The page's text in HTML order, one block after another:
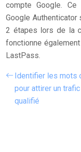
compte Google.
Google Authenticator
2 étapes lors de la
fonctionne
LastPass.
Identifier les mots
pour attirer un trafic
qualifié